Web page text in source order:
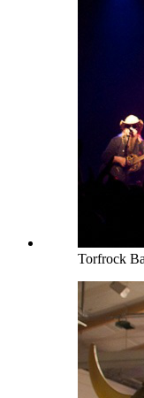
Torfrock